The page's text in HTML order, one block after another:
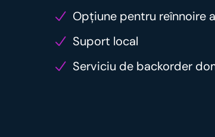
Opțiune pentru reînnoire
Suport local
Serviciu de backorder